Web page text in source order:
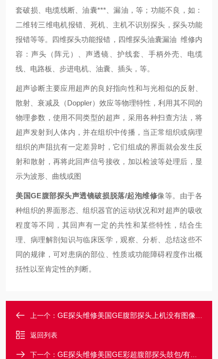
套破损、电缆线断、油囊***、漏油，等；功能不良，如：
二维转三维电机报错、死机、主机不识别探头，探头功能
报错等等。四维探头功能报错，四维探头油囊漏油 维修内
容：声头（阵元）、声透镜、护线套、手柄外壳、电缆
线、电路板、步进电机、油囊、插头，等。
超声诊断主要应用超声的良好指向性和与光相似的反射、
散射、衰减及（Doppler）效应等物理特性，利用其不同的
物理参数，使用不同类型的超声，采用各种扫查方法，将
超声发射到人体内，并在组织中传播，当正常组织或病理
组织的声阻抗有一定差异时，它们组成的界面就会发生反
射和散射，再将此回声信号接收，加以检波等处理后，显
示为波形、曲线或图
美国GE腹部探头声透镜破损脱落/起泡维修像等。由于各
种组织的界面形态、组织器官的运动状况和对超声的吸收
程度等不同，其回声有一定的共性和某些特性，结合生
理、病理解剖知识与临床医学，观察、分析、总结这些不
同的规律，可对患病的部位、性质或功能障碍程度作出概
括性以至肯定性的判断。
上一个： GE探头维修美国GE腹部探头上机没有图像显示售后维修
返回列表
下一个： GE探头维修美国GE彩超腹部探头鼓包/有气泡售后维修